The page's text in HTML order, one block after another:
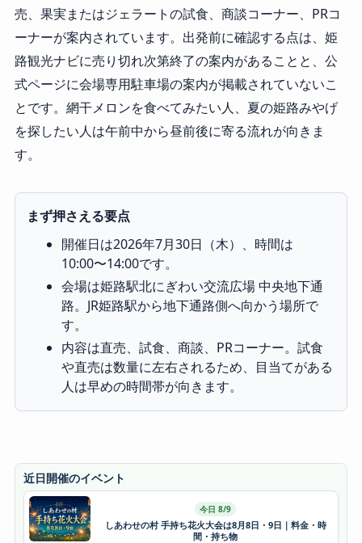
売、果実またはジェラートの試食、商談コーナー、PRコ
ーナーが案内されています。出発前に確認する点は、姫
路観光ナビに売り切れ次第終了の案内があることと、公
式ページに会場専用駐車場の案内が掲載されていないこ
とです。網干メロンを食べてみたい人、夏の姫路みやげ
を探したい人は午前中から昼前後に寄る流れが向きま
す。
まず押さえる要点
開催日は2026年7月30日（木）、時間は
10:00〜14:00です。
会場は姫路駅北にぎわい交流広場 中央地下通
路。JR姫路駅から地下通路側へ向かう場所で
す。
内容は直売、試食、商談、PRコーナー。試食
や直売は数量に左右されるため、目当てがある
人は早めの時間帯が向きます。
近日開催のイベント
今日 8/9
しあわせの村 手持ち花火大会は8月8日・9日｜料金・時
間・持ち物